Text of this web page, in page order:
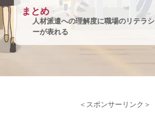
まとめ
人材派遣への理解度に職場のリテラシ
ーが表れる
＜スポンサーリンク＞